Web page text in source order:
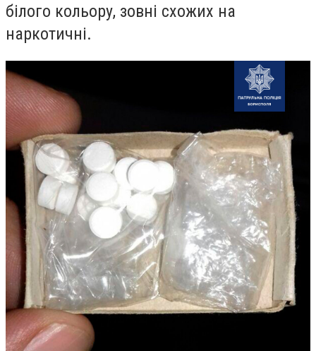
білого кольору, зовні схожих на
наркотичні.